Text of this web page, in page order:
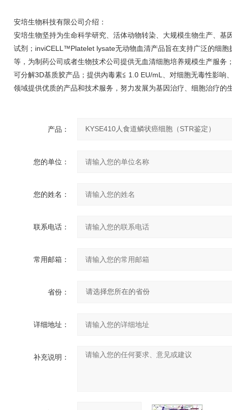
安培生物科技有限公司介绍：
安培生物坚持为生命科学研究、活体动物转染、大规模生物生产、
试剂；inviCELL™Platelet lysate无动物血清产品旨在支持广泛的细
等，为制药公司或者生物技术公司提供无血清细胞培养规模生产服
可分解3D基质胶产品；提供內毒素≦ 1.0 EU/mL、对细胞无毒性影响
领域提供优质的产品和技术服务，努力发展为基因治疗、细胞治疗的
产品：
您的单位：
您的姓名：
联系电话：
常用邮箱：
省份：
详细地址：
补充说明：